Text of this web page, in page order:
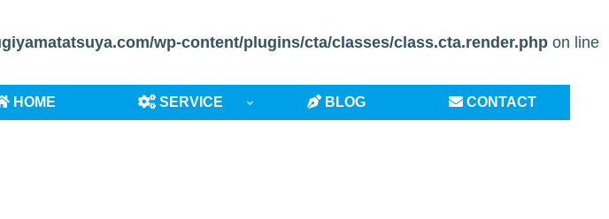
wp-content/plugins/cta/classes/class.cta.render.php on line
HOME SERVICE BLOG CONTACT